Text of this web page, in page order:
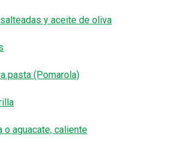
y aceite de oliva
pasta (Pomarola)
o aguacate, caliente